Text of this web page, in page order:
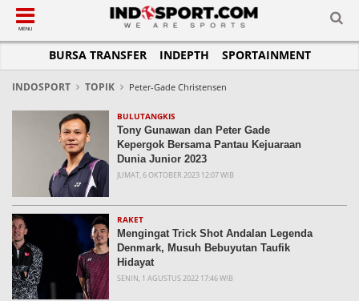
SUB-MENU
SEPAKBOLA
LIGA 1
LIGA 2
LIGA INGGRIS
LIGA ITALIA
LIGA SPANYOL
LIGA CHAMPIONS
LIGA JERMAN
LIGA PRANCIS
SUB-MENU
SPORTAINMENT
SELEBSPORT
LIFESTYLE
SUB-MENU
OTOMOTIF
MOTOGP
FORMULA 1
OTOMANIA
SUB-MENU
RAKET
MMA
E-SPORT
SUB-MENU
JADWAL
KLASEMEN
SUB-MENU
TOPIK HARI INI
PERATURAN OLAHRAGA
TIPS DAN TRIK
INFOGRAFIS
GALERI FOTO
TEMPAT OLAHRAGA
PASUKAN SEHAT
KOMUNITAS SEHAT
MENU
BURSA TRANSFER INDEPTH SPORTAINMENT
INDOSPORT TOPIK Peter-Gade Christensen
BULUTANGKIS
Tony Gunawan dan Peter Gade
Kepergok Bersama Pantau Kejuaraan
Dunia Junior 2023
JUMAT, 6 OKTOBER 2023 12:07 WIB
RAKET
Mengingat Trick Shot Andalan Legenda
Denmark, Musuh Bebuyutan Taufik
Hidayat
SENIN, 1 AGUSTUS 2022 17:46 WIB